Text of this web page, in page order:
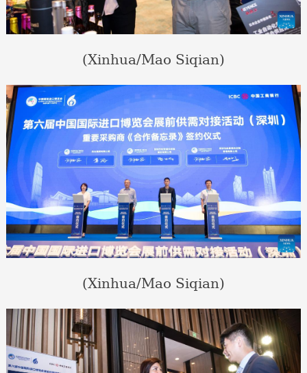
(Xinhua/Mao Siqian)
(Xinhua/Mao Siqian)